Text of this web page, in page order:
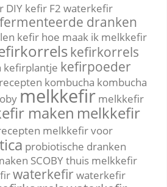
DIY kefir F2 waterkefir
dranken
kefir hoe maak ik melkkefir
kefirkorrels
kefirplantje kefirpoeder
kombucha kombucha
melkkefir melkkefir
maken melkkefir
melkkefir voor
probiotische dranken
SCOBYthuis melkkefir
waterkefirwaterkefir